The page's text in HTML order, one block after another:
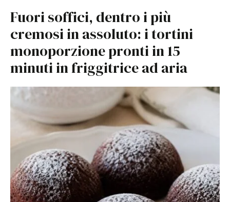
Fuori soffici, dentro i più
cremosi in assoluto: i tortini
monoporzione pronti in 15
minuti in friggitrice ad aria